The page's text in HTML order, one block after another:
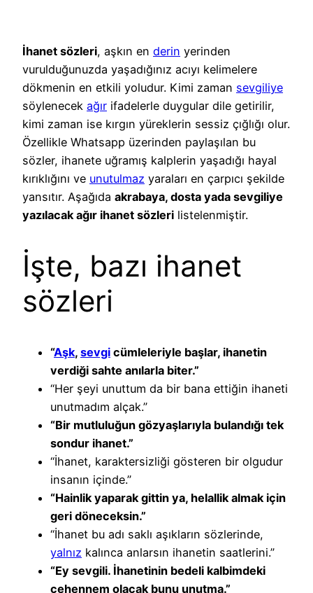
İhanet sözleri, aşkın en derin yerinden
vurulduğunuzda yaşadığınız acıyı kelimelere
dökmenin en etkili yoludur. Kimi zaman sevgiliye
söylenecek ağır ifadelerle duygular dile getirilir,
kimi zaman ise kırgın yüreklerin sessiz çığlığı olur.
Özellikle Whatsapp üzerinden paylaşılan bu
sözler, ihanete uğramış kalplerin yaşadığı hayal
kırıklığını ve unutulmaz yaraları en çarpıcı şekilde
yansıtır. Aşağıda akrabaya, dosta yada sevgiliye
yazılacak ağır ihanet sözleri listelenmiştir.
İşte, bazı ihanet
sözleri
“Aşk, sevgi cümleleriyle başlar, ihanetin
verdiği sahte anılarla biter.”
“Her şeyi unuttum da bir bana ettiğin ihaneti
unutmadım alçak.”
“Bir mutluluğun gözyaşlarıyla bulandığı tek
sondur ihanet.”
“İhanet, karaktersizliği gösteren bir olgudur
insanın içinde.”
“Hainlik yaparak gittin ya, helallik almak için
geri döneceksin.”
“İhanet bu adı saklı aşıkların sözlerinde,
yalnız kalınca anlarsın ihanetin saatlerini.”
“Ey sevgili. İhanetinin bedeli kalbimdeki
cehennem olacak bunu unutma.”